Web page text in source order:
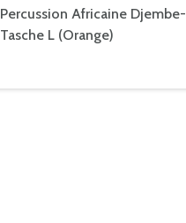
Percussion Africaine Djembe-
Tasche L (Orange)